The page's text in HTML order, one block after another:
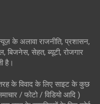
के अलावा राजनीति, प्रशासन,
बिजनेस, सेहत, ब्यूटी, रोजगार
है।
के विवाद के लिए साइट के कुछ
/ फोटो / विडियो आदि )